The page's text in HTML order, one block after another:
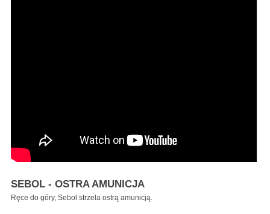
SEBOL - OSTRA AMUNICJA
Ręce do góry, Sebol strzela ostrą amunicją.